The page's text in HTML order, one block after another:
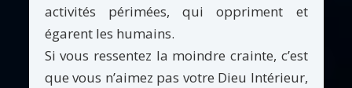
activités périmées, qui oppriment et
égarent les humains.
Si vous ressentez la moindre crainte, c’est
que vous n’aimez pas votre Dieu Intérieur,